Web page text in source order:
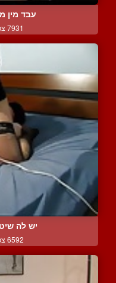
עבד מין
7931 צפיות
יש לה
6592 צפיות